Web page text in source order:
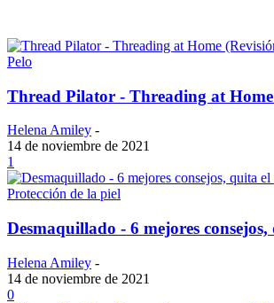
Pelo
Thread Pilator - Threading at
Helena Amiley -
14 de noviembre de 2021
1
Protección de la piel
Desmaquillado - 6 mejores
Helena Amiley -
14 de noviembre de 2021
0